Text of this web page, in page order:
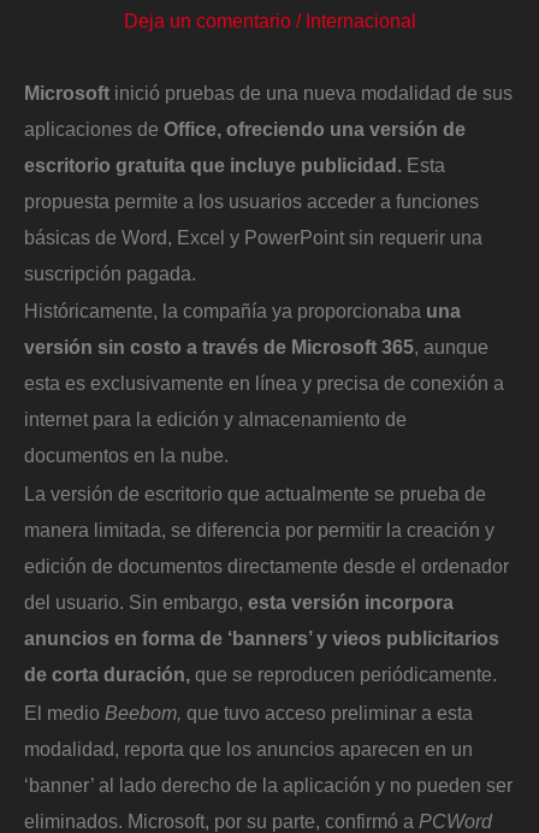
Deja un comentario / Internacional
Microsoft inició pruebas de una nueva modalidad de sus
aplicaciones de Office, ofreciendo una versión de
escritorio gratuita que incluye publicidad. Esta
propuesta permite a los usuarios acceder a funciones
básicas de Word, Excel y PowerPoint sin requerir una
suscripción pagada.
Históricamente, la compañía ya proporcionaba una
versión sin costo a través de Microsoft 365, aunque
esta es exclusivamente en línea y precisa de conexión a
internet para la edición y almacenamiento de
documentos en la nube.
La versión de escritorio que actualmente se prueba de
manera limitada, se diferencia por permitir la creación y
edición de documentos directamente desde el ordenador
del usuario. Sin embargo, esta versión incorpora
anuncios en forma de ‘banners’ y vieos publicitarios
de corta duración, que se reproducen periódicamente.
El medio Beebom, que tuvo acceso preliminar a esta
modalidad, reporta que los anuncios aparecen en un
‘banner’ al lado derecho de la aplicación y no pueden ser
eliminados. Microsoft, por su parte, confirmó a PCWord